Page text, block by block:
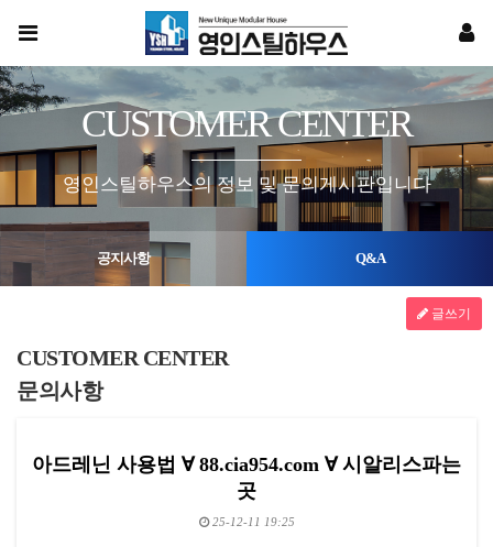
CUSTOMER CENTER
영인스틸하우스의 정보 및 문의게시판입니다
공지사항 Q&A
CUSTOMER CENTER
문의사항
글쓰기
아드레닌 사용법 ∀ 88.cia954.com ∀ 시알리스파는
곳
25-12-11 19:25